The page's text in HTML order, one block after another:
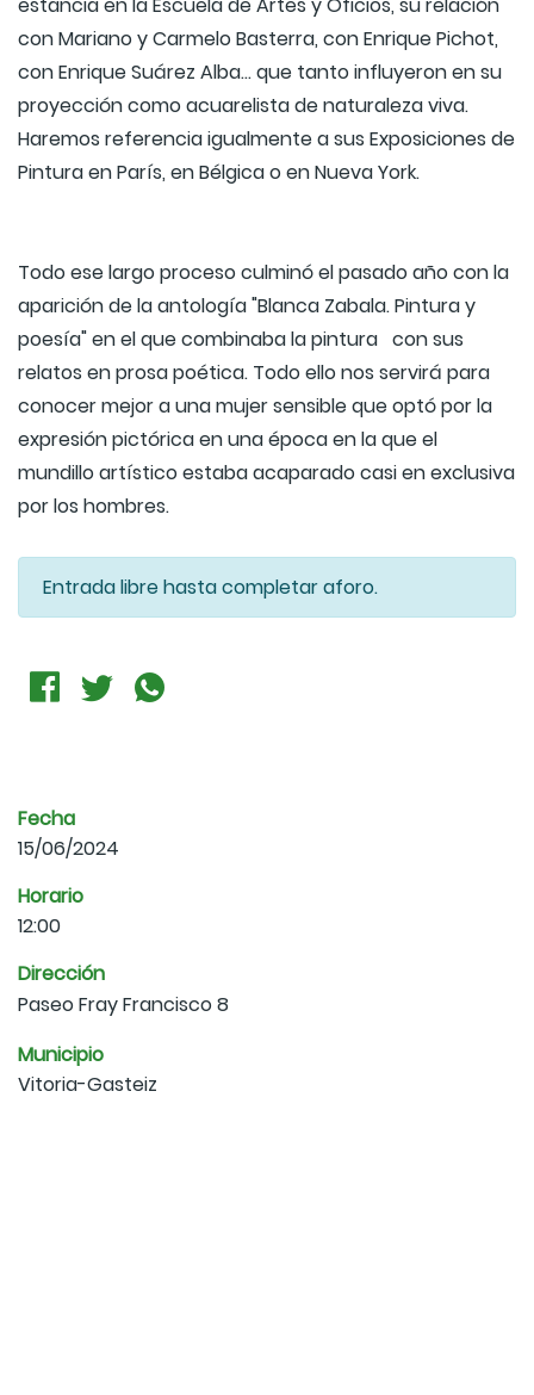
estancia en la Escuela de Artes y Oficios, su relación
con Mariano y Carmelo Basterra, con Enrique Pichot,
con Enrique Suárez Alba... que tanto influyeron en su
proyección como acuarelista de naturaleza viva.
Haremos referencia igualmente a sus Exposiciones de
Pintura en París, en Bélgica o en Nueva York.
Todo ese largo proceso culminó el pasado año con la
aparición de la antología "Blanca Zabala. Pintura y
poesía" en el que combinaba la pintura con sus
relatos en prosa poética. Todo ello nos servirá para
conocer mejor a una mujer sensible que optó por la
expresión pictórica en una época en la que el
mundillo artístico estaba acaparado casi en exclusiva
por los hombres.
Entrada libre hasta completar aforo.
Fecha
15/06/2024
Horario
12:00
Dirección
Paseo Fray Francisco 8
Municipio
Vitoria-Gasteiz